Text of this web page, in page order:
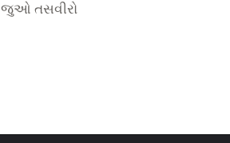
જુઓ તસવીરો